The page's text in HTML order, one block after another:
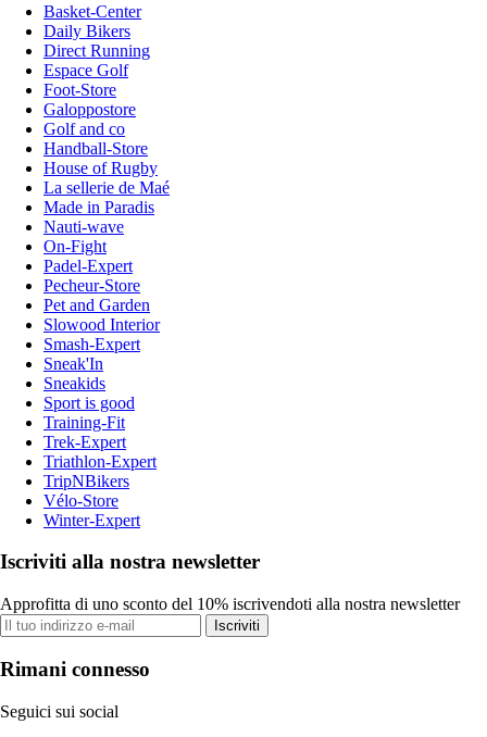
Basket-Center
Daily Bikers
Direct Running
Espace Golf
Foot-Store
Galoppostore
Golf and co
Handball-Store
House of Rugby
La sellerie de Maé
Made in Paradis
Nauti-wave
On-Fight
Padel-Expert
Pecheur-Store
Pet and Garden
Slowood Interior
Smash-Expert
Sneak'In
Sneakids
Sport is good
Training-Fit
Trek-Expert
Triathlon-Expert
TripNBikers
Vélo-Store
Winter-Expert
Iscriviti alla nostra newsletter
Approfitta di uno sconto del 10% iscrivendoti alla nostra newsletter
Iscriviti
Rimani connesso
Seguici sui social